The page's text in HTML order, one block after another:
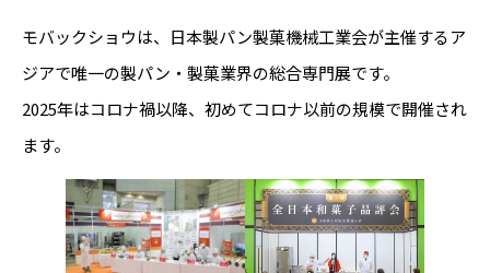
モバックショウは、日本製パン製菓機械工業会が主催するア
ジアで唯一の製パン・製菓業界の総合専門展です。
2025年はコロナ禍以降、初めてコロナ以前の規模で開催され
ます。